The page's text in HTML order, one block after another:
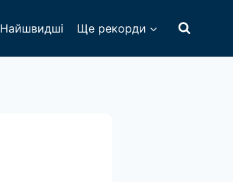
Найшвидші Ще рекорди